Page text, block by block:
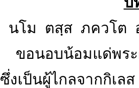
นโม ตสฺส ภควโต
ขอนอบน้อมแด่พร
ซึ่งเป็นผู้ไกลจากกิเล